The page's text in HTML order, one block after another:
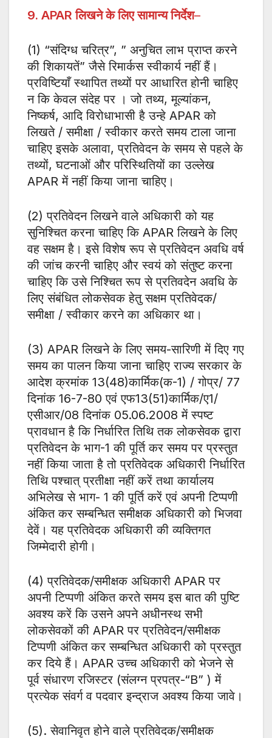
9. APAR लिखने के लिए सामान्य निर्देश–
(1) “संदिग्ध चरित्र”, ” अनुचित लाभ प्राप्त करने
की शिकायतें” जैसे रिमार्कस स्वीकार्य नहीं हैं।
प्रविष्टियाँ स्थापित तथ्यों पर आधारित होनी चाहिए
न कि केवल संदेह पर । जो तथ्य, मूल्यांकन,
निष्कर्ष, आदि विरोधाभासी है उन्हे APAR को
लिखते / समीक्षा / स्वीकार करते समय टाला जाना
चाहिए इसके अलावा, प्रतिवेदन के समय से पहले के
तथ्यों, घटनाओं और परिस्थितियों का उल्लेख
APAR में नहीं किया जाना चाहिए।
(2) प्रतिवेदन लिखने वाले अधिकारी को यह
सुनिश्चित करना चाहिए कि APAR लिखने के लिए
वह सक्षम है। इसे विशेष रूप से प्रतिवेदन अवधि वर्ष
की जांच करनी चाहिए और स्वयं को संतुष्ट करना
चाहिए कि उसे निश्चित रूप से प्रतिवदेन अवधि के
लिए संबंधित लोकसेवक हेतु सक्षम प्रतिवेदक/
समीक्षा / स्वीकार करने का अधिकार था।
(3) APAR लिखने के लिए समय-सारिणी में दिए गए
समय का पालन किया जाना चाहिए राज्य सरकार के
आदेश क्रमांक 13(48)कार्मिक(क-1) / गोप्र/ 77
दिनांक 16-7-80 एवं एफ13(51)कार्मिक/ए1/
एसीआर/08 दिनांक 05.06.2008 में स्पष्ट
प्रावधान है कि निर्धारित तिथि तक लोकसेवक द्वारा
प्रतिवेदन के भाग-1 की पूर्ति कर समय पर प्रस्तुत
नहीं किया जाता है तो प्रतिवेदक अधिकारी निर्धारित
तिथि पश्चात् प्रतीक्षा नहीं करें तथा कार्यालय
अभिलेख से भाग- 1 की पूर्ति करें एवं अपनी टिप्पणी
अंकित कर सम्बन्धित समीक्षक अधिकारी को भिजवा
देवें। यह प्रतिवेदक अधिकारी की व्यक्तिगत
जिम्मेदारी होगी।
(4) प्रतिवेदक/समीक्षक अधिकारी APAR पर
अपनी टिप्पणी अंकित करते समय इस बात की पुष्टि
अवश्य करें कि उसने अपने अधीनस्थ सभी
लोकसेवकों की APAR पर प्रतिवेदन/समीक्षक
टिप्पणी अंकित कर सम्बन्धित अधिकारी को प्रस्तुत
कर दिये हैं। APAR उच्च अधिकारी को भेजने से
पूर्व संधारण रजिस्टर (संलग्न प्रपत्र-“B” ) में
प्रत्येक संवर्ग व पदवार इन्द्राज अवश्य किया जावे।
(5). सेवानिवृत होने वाले प्रतिवेदक/समीक्षक